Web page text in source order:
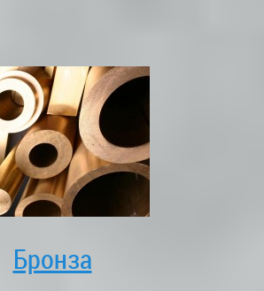
Бронза